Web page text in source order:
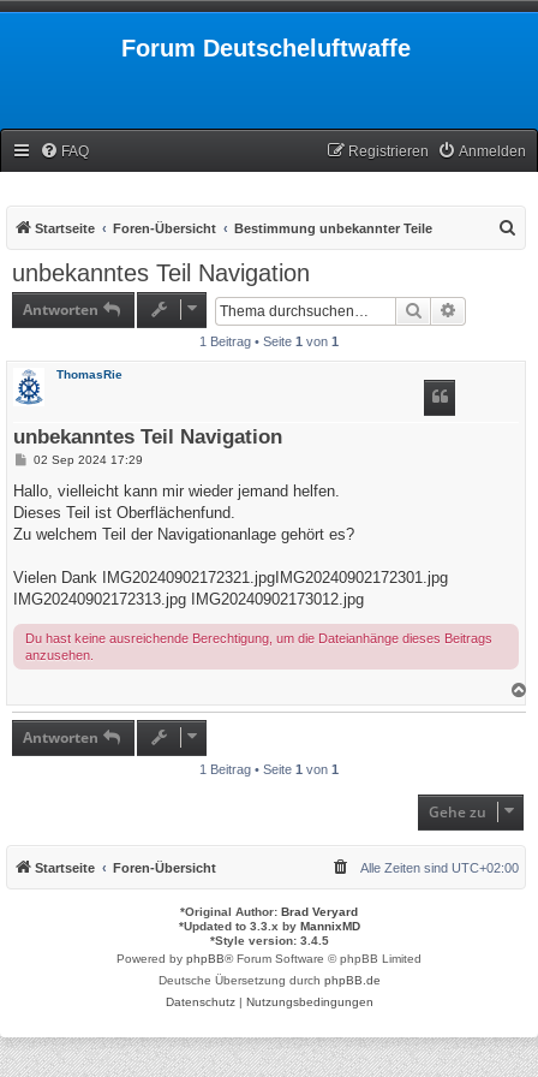
Forum Deutscheluftwaffe
FAQ Anmelden
Registrieren
Startseite Foren-Übersicht Bestimmung unbekannter Teile
unbekanntes Teil Navigation
Antworten Suche
1 Beitrag • Seite 1 von 1
ThomasRie
unbekanntes Teil Navigation
B
i
r
a
02 Sep 2024 17:29
Hallo, vielleicht kann mir wieder jemand helfen.
Dieses Teil ist Oberflächenfund.
Zu welchem Teil der Navigationanlage gehört es?
Vielen Dank IMG20240902172321.jpg IMG20240902172301.jpg
IMG20240902172313.jpg
IMG20240902173012.jpg
Du hast keine ausreichende Berechtigung, um die Dateianhänge dieses Beitrags
anzusehen.
Antworten
1 Beitrag • Seite 1 von 1
Gehe zu
Startseite Foren-Übersicht Alle Zeiten sind UTC+02:00
*Original Author: Brad Veryard
*Updated to 3.3.x by MannixMD
*Style version: 3.4.5
Powered by phpBB® Forum Software © phpBB Limited
Deutsche Übersetzung durch phpBB.de
Datenschutz| Nutzungsbedingungen